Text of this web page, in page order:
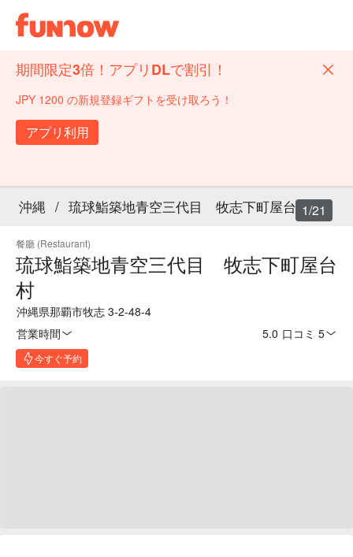
期間限定3倍！アプリDLで割引！
JPY 1200 の新規登録ギフトを受け取ろう！
アプリ利用
沖縄 / 琉球鮨築地青空三代目 牧志下町屋台村
餐廳 (Restaurant)
琉球鮨築地青空三代目 牧志下町屋台
村
沖縄県那覇市牧志 3-2-48-4
営業時間
5.0 口コミ 5
今すぐ予約
1/21